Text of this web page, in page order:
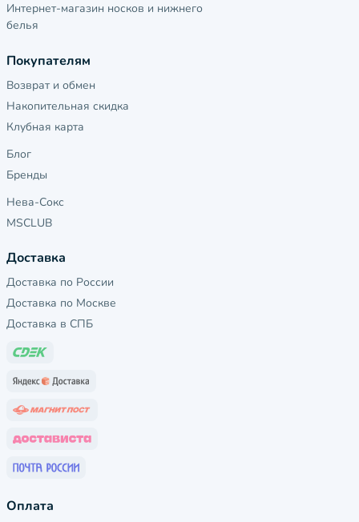
Интернет-магазин носков и нижнего
белья
Покупателям
Возврат и обмен
Накопительная скидка
Клубная карта
Блог
Бренды
Нева-Сокс
MSCLUB
Доставка
Доставка по России
Доставка по Москве
Доставка в СПБ
Оплата